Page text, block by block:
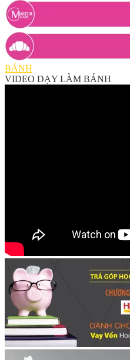
BÁNH
VIDEO DẠY LÀM BÁNH